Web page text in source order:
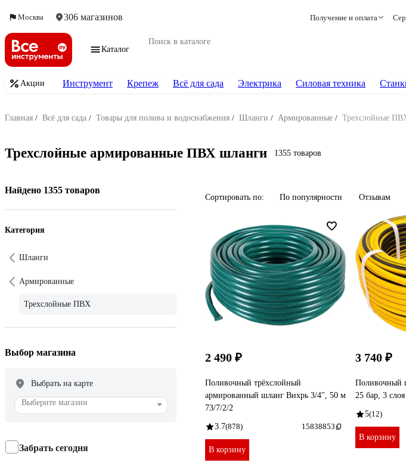
Москва 306 магазинов Получение и оплата
Каталог
Акции Инструмент Крепеж Всё для сада Электрика Силовая техника
Главная / Всё для сада / Товары для полива и водоснабжения / Шланги / Армированные / Трехслойные
Трехслойные армированные ПВХ шланги 1355 товаров
Найдено 1355 товаров
Категория
Шланги
Армированные
Трехслойные ПВХ
Выбор магазина
Выбрать на карте
Выберите магазин
Забрать сегодня
Сортировать по: По популярности Отзывам
2 490 ₽
Поливочный трёхслойный
армированный шланг Вихрь 3/4", 50 м
73/7/2/2
3.7(878) 15838853
В корзину
3 740 ₽
Поливочный
25 бар, 3
5(12)
В корзину